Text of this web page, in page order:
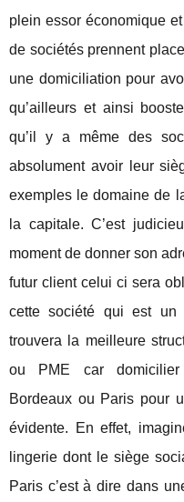
plein essor économique
de sociétés prennent
une domiciliation pour
qu’ailleurs et ainsi
qu’il y a même des
absolument avoir leur
exemples le domaine de
la capitale. C’est
moment de donner son
futur client celui ci sera
cette société qui est un
trouvera la meilleure
ou PME car
Bordeaux ou Paris pour
évidente. En effet,
lingerie dont le siège
Paris c’est à dire dans